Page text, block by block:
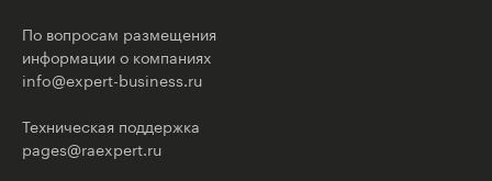
По вопросам размещения
информации о компаниях
info@expert-business.ru
Техническая поддержка
pages@raexpert.ru